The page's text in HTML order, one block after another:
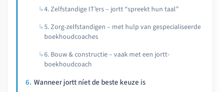
4. Zelfstandige IT’ers – jortt “spreekt hun taal”
5. Zorg-zelfstandigen – met hulp van gespecialiseerde
boekhoudcoaches
6. Bouw & constructie – vaak met een jortt-
boekhoudcoach
Wanneer jortt níet de beste keuze is